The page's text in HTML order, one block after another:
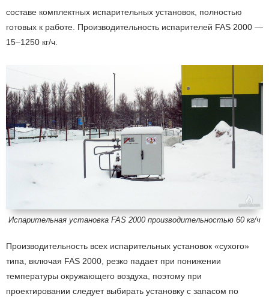
составе комплектных испарительных установок, полностью
готовых к работе. Производительность испарителей FAS 2000 —
15–1250 кг/ч.
Испарительная установка FAS 2000 производительностью 60 кг/ч
Производительность всех испарительных установок «сухого»
типа, включая FAS 2000, резко падает при понижении
температуры окружающего воздуха, поэтому при
проектировании следует выбирать установку с запасом по